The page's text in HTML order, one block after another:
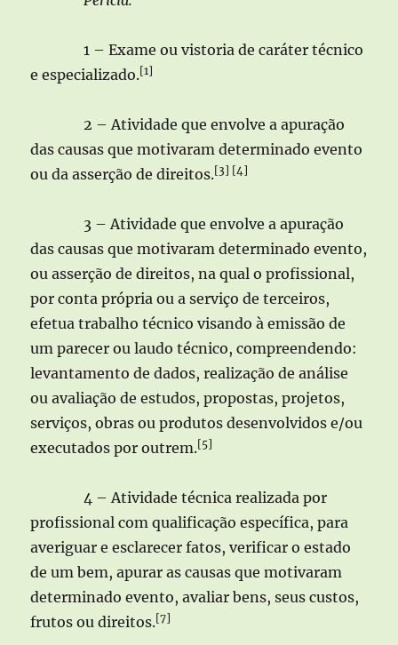
1 – Exame ou vistoria de caráter técnico
e especializado.[1]
2 – Atividade que envolve a apuração
das causas que motivaram determinado evento
ou da asserção de direitos.[3] [4]
3 – Atividade que envolve a apuração
das causas que motivaram determinado evento,
ou asserção de direitos, na qual o profissional,
por conta própria ou a serviço de terceiros,
efetua trabalho técnico visando à emissão de
um parecer ou laudo técnico, compreendendo:
levantamento de dados, realização de análise
ou avaliação de estudos, propostas, projetos,
serviços, obras ou produtos desenvolvidos e/ou
executados por outrem.[5]
4 – Atividade técnica realizada por
profissional com qualificação específica, para
averiguar e esclarecer fatos, verificar o estado
de um bem, apurar as causas que motivaram
determinado evento, avaliar bens, seus custos,
frutos ou direitos.[7]